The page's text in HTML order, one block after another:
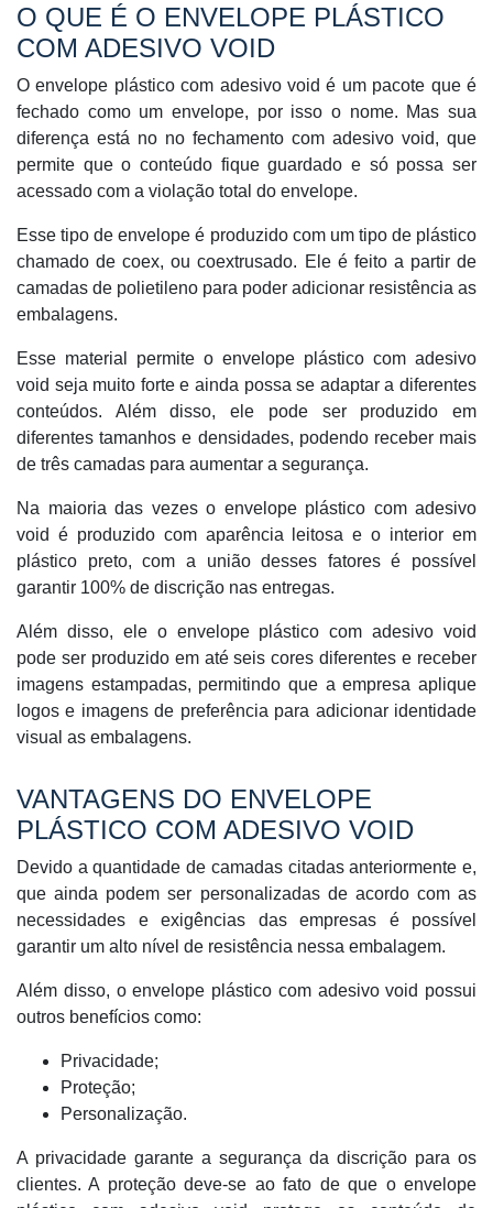
O QUE É O ENVELOPE PLÁSTICO
COM ADESIVO VOID
O envelope plástico com adesivo void é um pacote que é
fechado como um envelope, por isso o nome. Mas sua
diferença está no no fechamento com adesivo void, que
permite que o conteúdo fique guardado e só possa ser
acessado com a violação total do envelope.
Esse tipo de envelope é produzido com um tipo de plástico
chamado de coex, ou coextrusado. Ele é feito a partir de
camadas de polietileno para poder adicionar resistência as
embalagens.
Esse material permite o envelope plástico com adesivo
void seja muito forte e ainda possa se adaptar a diferentes
conteúdos. Além disso, ele pode ser produzido em
diferentes tamanhos e densidades, podendo receber mais
de três camadas para aumentar a segurança.
Na maioria das vezes o envelope plástico com adesivo
void é produzido com aparência leitosa e o interior em
plástico preto, com a união desses fatores é possível
garantir 100% de discrição nas entregas.
Além disso, ele o envelope plástico com adesivo void
pode ser produzido em até seis cores diferentes e receber
imagens estampadas, permitindo que a empresa aplique
logos e imagens de preferência para adicionar identidade
visual as embalagens.
VANTAGENS DO ENVELOPE
PLÁSTICO COM ADESIVO VOID
Devido a quantidade de camadas citadas anteriormente e,
que ainda podem ser personalizadas de acordo com as
necessidades e exigências das empresas é possível
garantir um alto nível de resistência nessa embalagem.
Além disso, o envelope plástico com adesivo void possui
outros benefícios como:
Privacidade;
Proteção;
Personalização.
A privacidade garante a segurança da discrição para os
clientes. A proteção deve-se ao fato de que o envelope